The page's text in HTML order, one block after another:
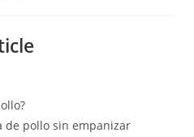
de pollo sin empanizar